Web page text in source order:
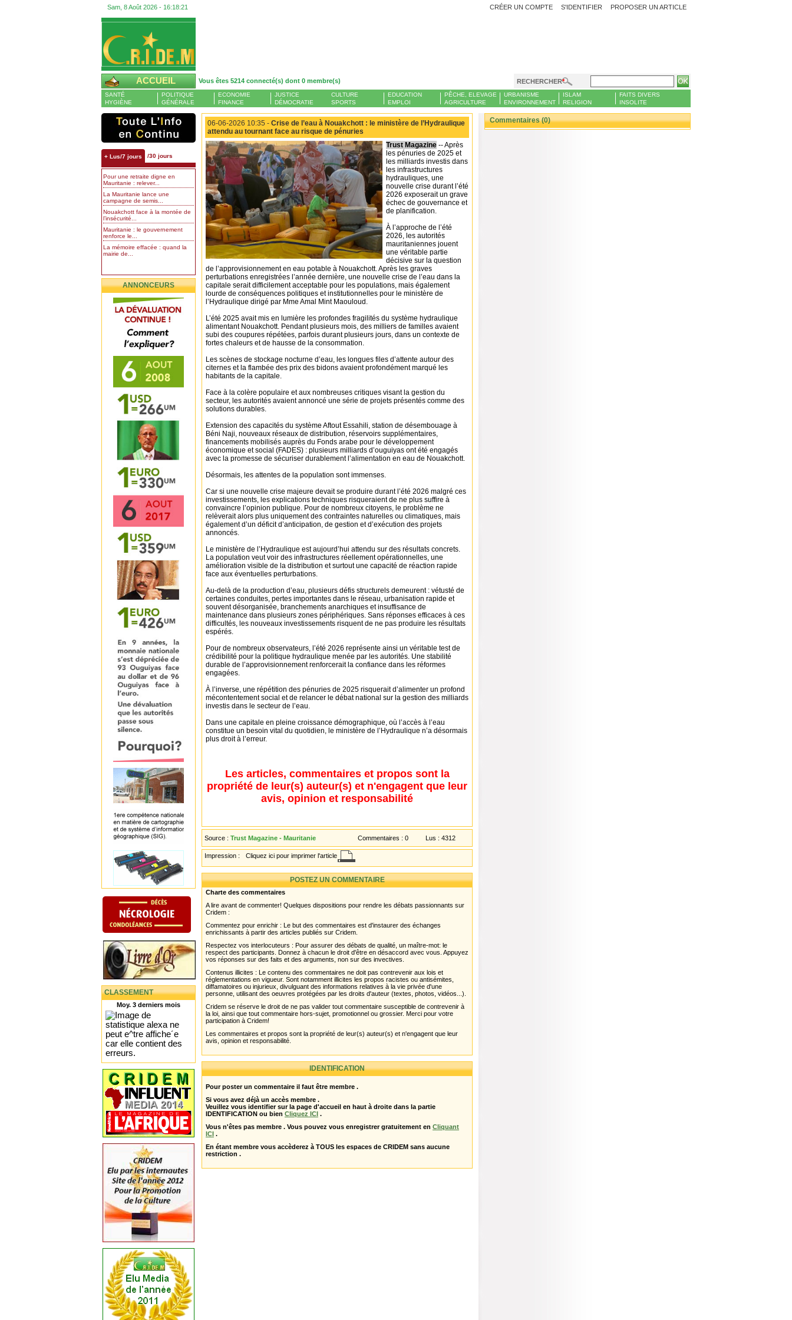
Sam, 8 Août 2026 - 16:18:22 PROPOSER UN ARTICLE
CRÉER UN COMPTE S'IDENTIFIER
ACCUEIL Vous êtes 5214 connecté(s) dont 0 membre(s) RECHERCHER
SANTÉ
HYGIÈNE
POLITIQUE
GÉNÉRALE
ECONOMIE
FINANCE
JUSTICE
DÉMOCRATIE
CULTURE
SPORTS
EDUCATION
EMPLOI
PÊCHE, ELEVAGE
AGRICULTURE
URBANISME
ENVIRONNEMENT
ISLAM
RELIGION
FAITS DIVERS
INSOLITE
+ Lus/7 jours /30 jours
Pour une retraite digne en
Mauritanie : relever...
La Mauritanie lance une
campagne de semis...
Nouakchott face à la montée de
l’insécurité...
Mauritanie : le gouvernement
renforce le...
La mémoire effacée : quand la
mairie de...
ANNONCEURS
CLASSEMENT
Moy. 3 derniers mois
06-06-2026 10:35 - Crise de l’eau à Nouakchott : le ministère de l’Hydraulique
attendu au tournant face au risque de pénuries
Trust Magazine -- Après
les pénuries de 2025 et
les milliards investis dans
les infrastructures
hydrauliques, une
nouvelle crise durant l’été
2026 exposerait un grave
échec de gouvernance et
de planification.
À l’approche de l’été
2026, les autorités
mauritaniennes jouent
une véritable partie
décisive sur la question
de l’approvisionnement en eau potable à Nouakchott. Après les graves
perturbations enregistrées l’année dernière, une nouvelle crise de l’eau dans la
capitale serait difficilement acceptable pour les populations, mais également
lourde de conséquences politiques et institutionnelles pour le ministère de
l’Hydraulique dirigé par Mme Amal Mint Maouloud.
L’été 2025 avait mis en lumière les profondes fragilités du système hydraulique
alimentant Nouakchott. Pendant plusieurs mois, des milliers de familles avaient
subi des coupures répétées, parfois durant plusieurs jours, dans un contexte de
fortes chaleurs et de hausse de la consommation.
Les scènes de stockage nocturne d’eau, les longues files d’attente autour des
citernes et la flambée des prix des bidons avaient profondément marqué les
habitants de la capitale.
Face à la colère populaire et aux nombreuses critiques visant la gestion du
secteur, les autorités avaient annoncé une série de projets présentés comme des
solutions durables.
Extension des capacités du système Aftout Essahili, station de désembouage à
Béni Naji, nouveaux réseaux de distribution, réservoirs supplémentaires,
financements mobilisés auprès du Fonds arabe pour le développement
économique et social (FADES) : plusieurs milliards d’ouguiyas ont été engagés
avec la promesse de sécuriser durablement l’alimentation en eau de Nouakchott.
Désormais, les attentes de la population sont immenses.
Car si une nouvelle crise majeure devait se produire durant l’été 2026 malgré ces
investissements, les explications techniques risqueraient de ne plus suffire à
convaincre l’opinion publique. Pour de nombreux citoyens, le problème ne
relèverait alors plus uniquement des contraintes naturelles ou climatiques, mais
également d’un déficit d’anticipation, de gestion et d’exécution des projets
annoncés.
Le ministère de l’Hydraulique est aujourd’hui attendu sur des résultats concrets.
La population veut voir des infrastructures réellement opérationnelles, une
amélioration visible de la distribution et surtout une capacité de réaction rapide
face aux éventuelles perturbations.
Au-delà de la production d’eau, plusieurs défis structurels demeurent : vétusté de
certaines conduites, pertes importantes dans le réseau, urbanisation rapide et
souvent désorganisée, branchements anarchiques et insuffisance de
maintenance dans plusieurs zones périphériques. Sans réponses efficaces à ces
difficultés, les nouveaux investissements risquent de ne pas produire les résultats
espérés.
Pour de nombreux observateurs, l’été 2026 représente ainsi un véritable test de
crédibilité pour la politique hydraulique menée par les autorités. Une stabilité
durable de l’approvisionnement renforcerait la confiance dans les réformes
engagées.
À l’inverse, une répétition des pénuries de 2025 risquerait d’alimenter un profond
mécontentement social et de relancer le débat national sur la gestion des milliards
investis dans le secteur de l’eau.
Dans une capitale en pleine croissance démographique, où l’accès à l’eau
constitue un besoin vital du quotidien, le ministère de l’Hydraulique n’a désormais
plus droit à l’erreur.
Les articles, commentaires et propos sont la
propriété de leur(s) auteur(s) et n'engagent que leur
avis, opinion et responsabilité
Source : Trust Magazine - Mauritanie Commentaires : 0 Lus : 4312
Impression : Cliquez ici pour imprimer l'article
POSTEZ UN COMMENTAIRE
Charte des commentaires
A lire avant de commenter! Quelques dispositions pour rendre les débats passionnants sur
Cridem :
Commentez pour enrichir : Le but des commentaires est d'instaurer des échanges
enrichissants à partir des articles publiés sur Cridem.
Respectez vos interlocuteurs : Pour assurer des débats de qualité, un maître-mot: le
respect des participants. Donnez à chacun le droit d'être en désaccord avec vous. Appuyez
vos réponses sur des faits et des arguments, non sur des invectives.
Contenus illicites : Le contenu des commentaires ne doit pas contrevenir aux lois et
réglementations en vigueur. Sont notamment illicites les propos racistes ou antisémites,
diffamatoires ou injurieux, divulguant des informations relatives à la vie privée d'une
personne, utilisant des oeuvres protégées par les droits d'auteur (textes, photos, vidéos...).
Cridem se réserve le droit de ne pas valider tout commentaire susceptible de contrevenir à
la loi, ainsi que tout commentaire hors-sujet, promotionnel ou grossier. Merci pour votre
participation à Cridem!
Les commentaires et propos sont la propriété de leur(s) auteur(s) et n'engagent que leur
avis, opinion et responsabilité.
IDENTIFICATION
Pour poster un commentaire il faut être membre .
Si vous avez déjà un accès membre .
Veuillez vous identifier sur la page d'accueil en haut à droite dans la partie
IDENTIFICATION ou bien Cliquez ICI .
Vous n'êtes pas membre . Vous pouvez vous enregistrer gratuitement en Cliquant
ICI .
En étant membre vous accèderez à TOUS les espaces de CRIDEM sans aucune
restriction .
Commentaires (0)